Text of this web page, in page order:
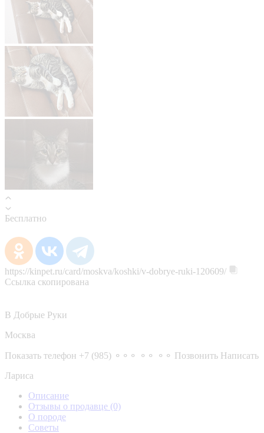
Бесплатно
https://kinpet.ru/card/moskva/koshki/v-dobrye-ruki-120609/
Ссылка скопирована
В Добрые Руки
Москва
Показать телефон +7 (985) ⚬⚬⚬ ⚬⚬ ⚬⚬ Позвонить Написать
Лариса
Описание
Отзывы о продавце (0)
О породе
Советы